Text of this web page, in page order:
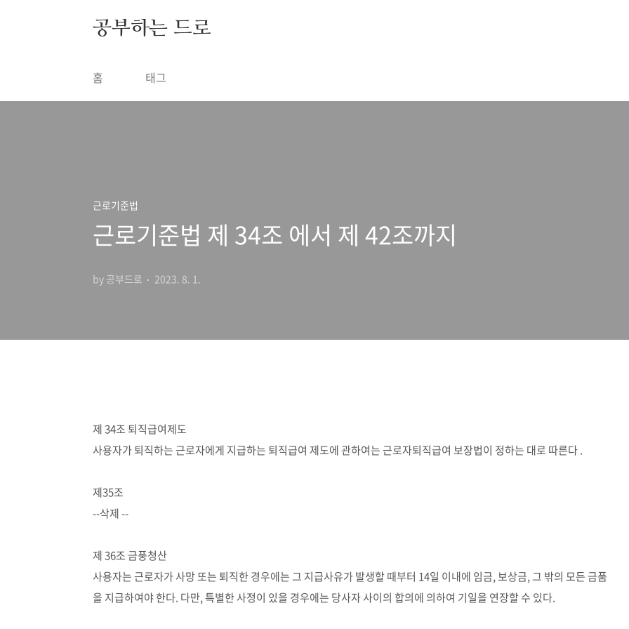
공부하는 드로
홈 태그
근로기준법
근로기준법 제 34조 에서 제 42조까지
by 공부드로 2023. 8. 1.
제 34조 퇴직급여제도
사용자가 퇴직하는 근로자에게 지급하는 퇴직급여 제도에 관하여는 근로자퇴직급여 보장법이 정하는 대로 따른다 .
제35조
--삭제 --
제 36조 금풍청산
사용자는 근로자가 사망 또는 퇴직한 경우에는 그 지급사유가 발생할 때부터 14일 이내에 임금, 보상금, 그 밖의 모든 금품
을 지급하여야 한다. 다만, 특별한 사정이 있을 경우에는 당사자 사이의 합의에 의하여 기일을 연장할 수 있다.